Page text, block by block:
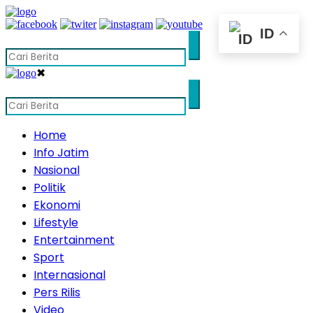
✖
Home
Info Jatim
Nasional
Politik
Ekonomi
Lifestyle
Entertainment
Sport
Internasional
Pers Rilis
ID